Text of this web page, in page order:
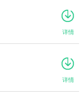
详情
详情